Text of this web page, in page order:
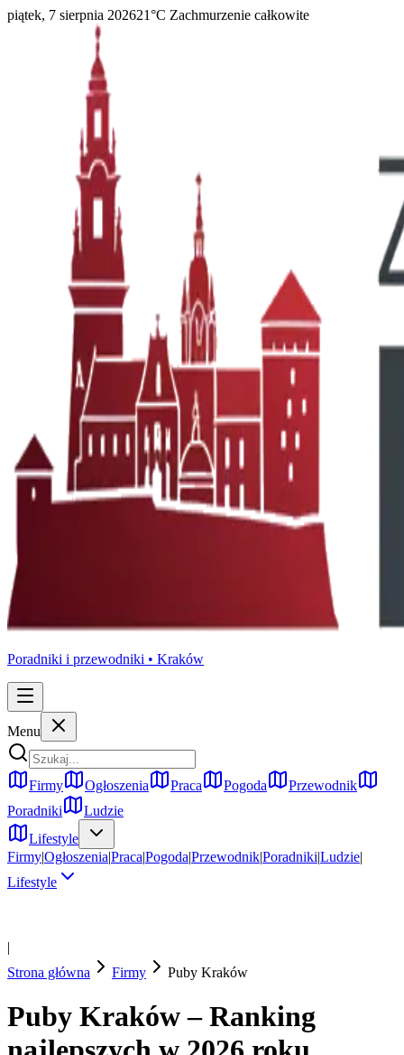
piątek, 7 sierpnia 202621°C Zachmurzenie całkowite
Poradniki i przewodniki • Kraków
Menu
Firmy Ogłoszenia Praca Pogoda
Przewodnik
Poradniki
Ludzie
Lifestyle
Firmy|Ogłoszenia|Praca|Pogoda|Przewodnik|Poradniki|Ludzie|
Lifestyle
|
Strona główna
Firmy Puby Kraków
Puby Kraków – Ranking